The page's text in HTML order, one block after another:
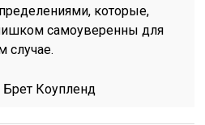
которые,
самоуверенны для
случае.
Брет Коупленд